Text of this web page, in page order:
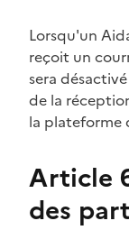
Lorsqu'un
reçoit un
sera
de la
la plateforme
Article
des